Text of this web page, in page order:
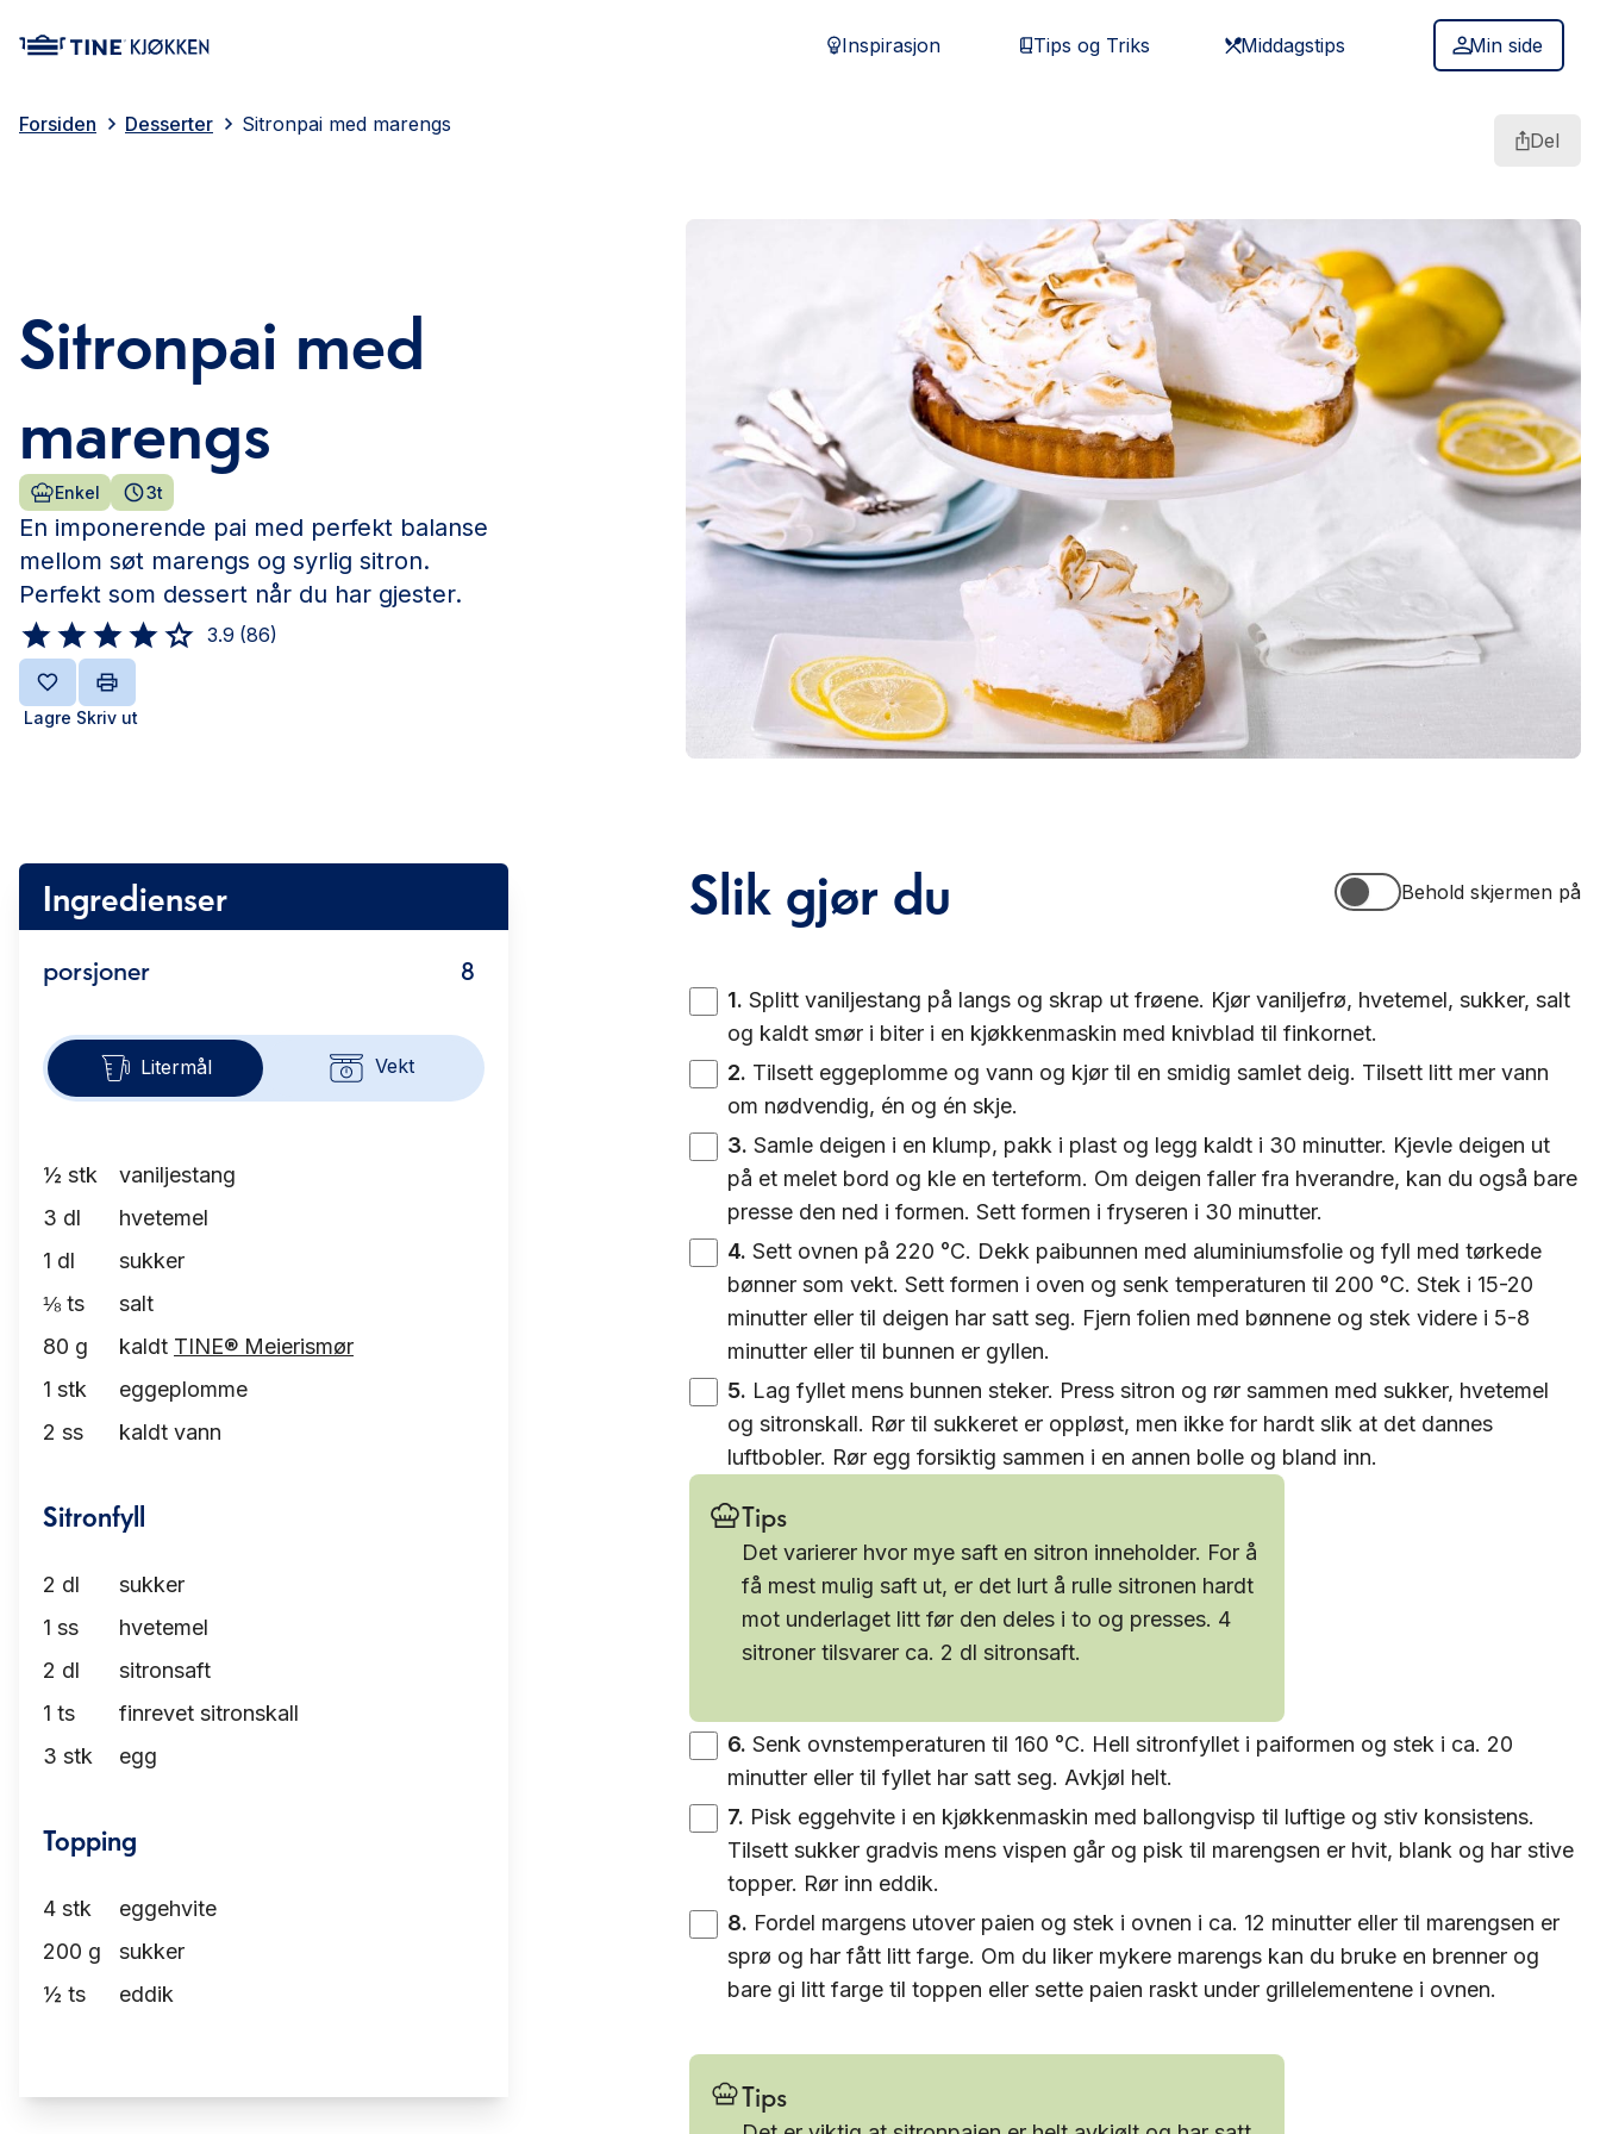
Inspirasjon Tips og Triks Middagstips Min side
Forsiden Desserter Sitronpai med marengs
Del
Sitronpai med
marengs
Enkel 3t
En imponerende pai med perfekt balanse
mellom søt marengs og syrlig sitron.
Perfekt som dessert når du har gjester.
3.9 (86)
Lagre Skriv ut
Ingredienser
porsjoner 8
Litermål Vekt
½ stk
vaniljestang
3 dl
hvetemel
1 dl
sukker
⅛ ts
salt
80 g kaldt TINE® Meierismør
1 stk
eggeplomme
2 ss kaldt vann
Sitronfyll
2 dl
sukker
1 ss
hvetemel
2 dl
sitronsaft
1 ts
finrevet sitronskall
3 stk egg
Topping
4 stk
eggehvite
200 g
sukker
½ ts eddik
Slik gjør du Behold skjermen på
Behold skjermen på
1. Splitt vaniljestang på langs og skrap ut frøene. Kjør vaniljefrø, hvetemel, sukker, salt
og kaldt smør i biter i en kjøkkenmaskin med knivblad til finkornet.
2. Tilsett eggeplomme og vann og kjør til en smidig samlet deig. Tilsett litt mer vann
om nødvendig, én og én skje.
3. Samle deigen i en klump, pakk i plast og legg kaldt i 30 minutter. Kjevle deigen ut
på et melet bord og kle en terteform. Om deigen faller fra hverandre, kan du også bare
presse den ned i formen. Sett formen i fryseren i 30 minutter.
4. Sett ovnen på 220 °C. Dekk paibunnen med aluminiumsfolie og fyll med tørkede
bønner som vekt. Sett formen i oven og senk temperaturen til 200 °C. Stek i 15-20
minutter eller til deigen har satt seg. Fjern folien med bønnene og stek videre i 5-8
minutter eller til bunnen er gyllen.
5. Lag fyllet mens bunnen steker. Press sitron og rør sammen med sukker, hvetemel
og sitronskall. Rør til sukkeret er oppløst, men ikke for hardt slik at det dannes
luftbobler. Rør egg forsiktig sammen i en annen bolle og bland inn.
Tips
Det varierer hvor mye saft en sitron inneholder. For å
få mest mulig saft ut, er det lurt å rulle sitronen hardt
mot underlaget litt før den deles i to og presses. 4
sitroner tilsvarer ca. 2 dl sitronsaft.
6. Senk ovnstemperaturen til 160 °C. Hell sitronfyllet i paiformen og stek i ca. 20
minutter eller til fyllet har satt seg. Avkjøl helt.
7. Pisk eggehvite i en kjøkkenmaskin med ballongvisp til luftige og stiv konsistens.
Tilsett sukker gradvis mens vispen går og pisk til marengsen er hvit, blank og har stive
topper. Rør inn eddik.
8. Fordel margens utover paien og stek i ovnen i ca. 12 minutter eller til marengsen er
sprø og har fått litt farge. Om du liker mykere marengs kan du bruke en brenner og
bare gi litt farge til toppen eller sette paien raskt under grillelementene i ovnen.
Tips